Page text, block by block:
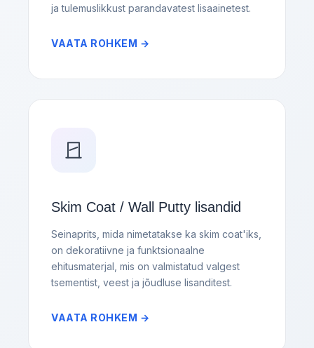
ja tulemuslikkust parandavatest lisaainetest.
VAATA ROHKEM →
Skim Coat / Wall Putty lisandid
Seinaprits, mida nimetatakse ka skim coat'iks,
on dekoratiivne ja funktsionaalne
ehitusmaterjal, mis on valmistatud valgest
tsementist, veest ja jõudluse lisanditest.
VAATA ROHKEM →